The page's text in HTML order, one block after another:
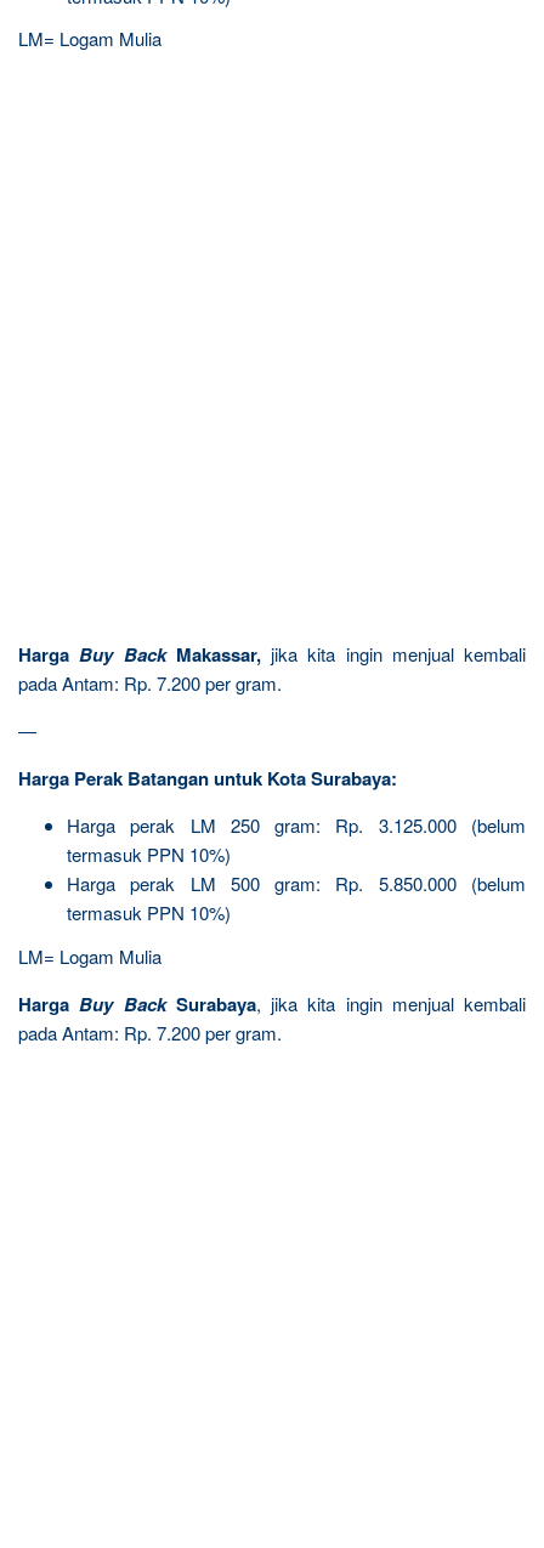
LM= Logam Mulia
Harga Buy BackMakassar,jika kita ingin menjual kembali
pada Antam: Rp. 7.200 per gram.
—
Harga Perak Batangan untuk Kota Surabaya:
Harga perak LM 250 gram: Rp. 3.125.000 (belum
termasuk PPN 10%)
Harga perak LM 500 gram: Rp. 5.850.000 (belum
termasuk PPN 10%)
LM= Logam Mulia
HargaBuy BackSurabaya, jika kita ingin menjual kembali
pada Antam: Rp. 7.200 per gram.